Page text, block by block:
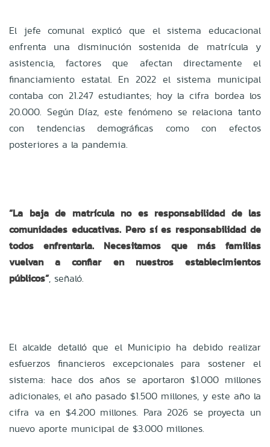
El jefe comunal explicó que el sistema educacional
enfrenta una disminución sostenida de matrícula y
asistencia, factores que afectan directamente el
financiamiento estatal. En 2022 el sistema municipal
contaba con 21.247 estudiantes; hoy la cifra bordea los
20.000. Según Díaz, este fenómeno se relaciona tanto
con tendencias demográficas como con efectos
posteriores a la pandemia.
“La baja de matrícula no es responsabilidad de las
comunidades educativas. Pero sí es responsabilidad de
todos enfrentarla. Necesitamos que más familias
vuelvan a confiar en nuestros establecimientos
públicos”, señaló.
El alcalde detalló que el Municipio ha debido realizar
esfuerzos financieros excepcionales para sostener el
sistema: hace dos años se aportaron $1.000 millones
adicionales, el año pasado $1.500 millones, y este año la
cifra va en $4.200 millones. Para 2026 se proyecta un
nuevo aporte municipal de $3.000 millones.